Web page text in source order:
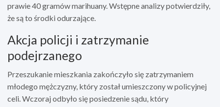
prawie 40 gramów marihuany. Wstępne analizy potwierdziły,
że są to środki odurzające.
Akcja policji i zatrzymanie
podejrzanego
Przeszukanie mieszkania zakończyło się zatrzymaniem
młodego mężczyzny, który został umieszczony w policyjnej
celi. Wczoraj odbyło się posiedzenie sądu, który